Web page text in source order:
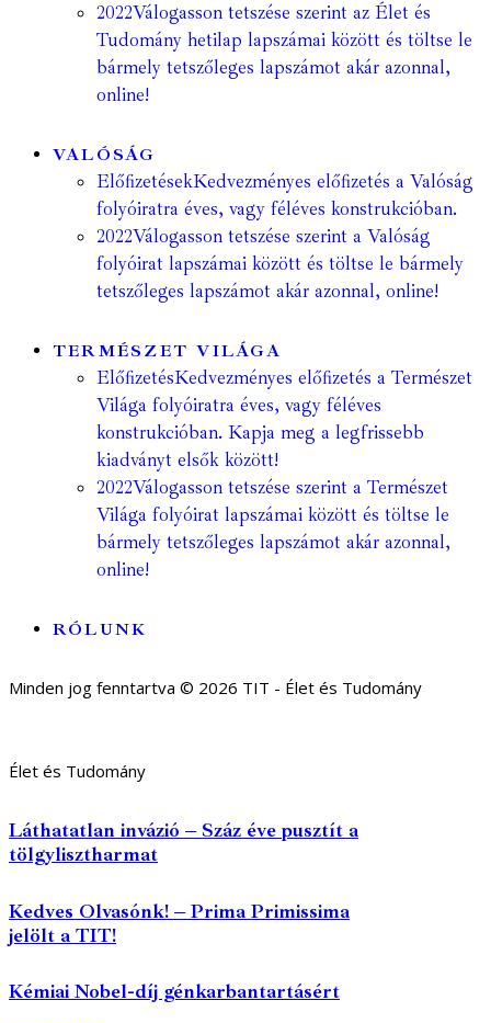
2022Válogasson tetszése szerint az Élet és
Tudomány hetilap lapszámai között és töltse le
bármely tetszőleges lapszámot akár azonnal,
online!
VALÓSÁG
ElőfizetésekKedvezményes előfizetés a Valóság
folyóiratra éves, vagy féléves konstrukcióban.
2022Válogasson tetszése szerint a Valóság
folyóirat lapszámai között és töltse le bármely
tetszőleges lapszámot akár azonnal, online!
TERMÉSZET VILÁGA
ElőfizetésKedvezményes előfizetés a Természet
Világa folyóiratra éves, vagy féléves
konstrukcióban. Kapja meg a legfrissebb
kiadványt elsők között!
2022Válogasson tetszése szerint a Természet
Világa folyóirat lapszámai között és töltse le
bármely tetszőleges lapszámot akár azonnal,
online!
RÓLUNK
Minden jog fenntartva © 2026 TIT - Élet és Tudomány
Élet és Tudomány
Láthatatlan invázió – Száz éve pusztít a
tölgylisztharmat
Kedves Olvasónk! – Prima Primissima
jelölt a TIT!
Kémiai Nobel-díj génkarbantartásért